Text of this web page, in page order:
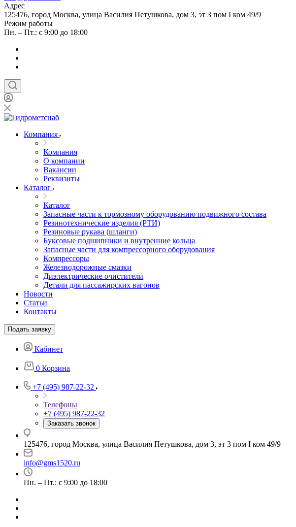
Адрес
125476, город Москва, улица Василия Петушкова, дом 3, эт 3 пом I ком 49/9
Режим работы
Пн. – Пт.: с 9:00 до 18:00
Компания
Компания
О компании
Вакансии
Реквизиты
Каталог
Каталог
Запасные части к тормозному оборудованию подвижного состава
Резинотехнические изделия (РТИ)
Резиновые рукава (шланги)
Буксовые подшипники и внутренние кольца
Запасные части для компрессорного оборудования
Компрессоры
Железнодорожные смазки
Диэлектрические очистители
Детали для пассажирских вагонов
Новости
Статьи
Контакты
Подать заявку
Кабинет
0 Корзина
+7 (495) 987-22-32
Телефоны
+7 (495) 987-22-32
Заказать звонок
125476, город Москва, улица Василия Петушкова, дом 3, эт 3 пом I ком 49/9
info@gms1520.ru
Пн. – Пт.: с 9:00 до 18:00